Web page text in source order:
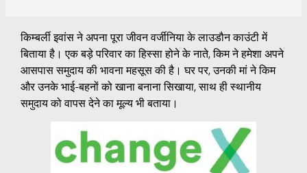
किम्बर्ली इवांस ने अपना पूरा जीवन वर्जीनिया के लाउडौन काउंटी में
बिताया है। एक बड़े परिवार का हिस्सा होने के नाते, किम ने हमेशा अपने
आसपास समुदाय की भावना महसूस की है। घर पर, उनकी मां ने किम
और उनके भाई-बहनों को खाना बनाना सिखाया, साथ ही स्थानीय
समुदाय को वापस देने का मूल्य भी बताया।